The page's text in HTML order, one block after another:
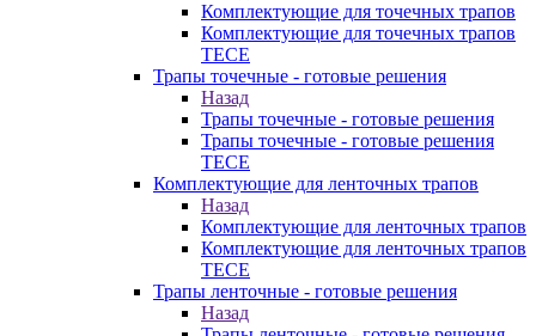
Комплектующие для точечных трапов
Комплектующие для точечных трапов
TECE
Трапы точечные - готовые решения
Назад
Трапы точечные - готовые решения
Трапы точечные - готовые решения
TECE
Комплектующие для ленточных трапов
Назад
Комплектующие для ленточных трапов
Комплектующие для ленточных трапов
TECE
Трапы ленточные - готовые решения
Назад